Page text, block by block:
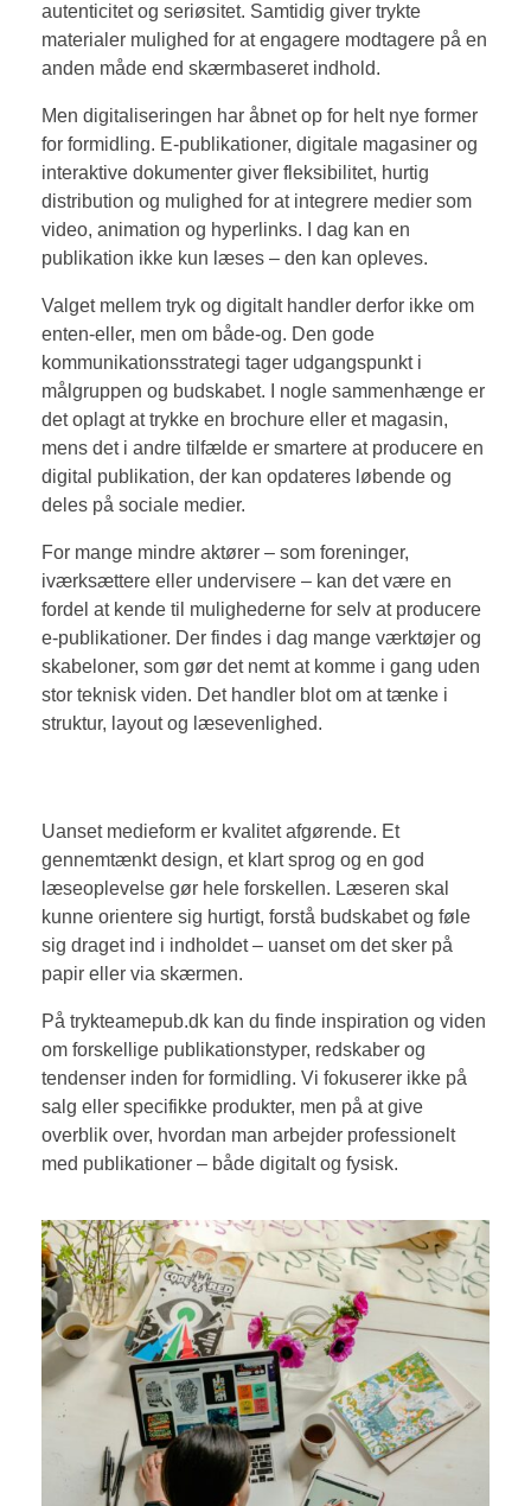
autenticitet og seriøsitet. Samtidig giver trykte
materialer mulighed for at engagere modtagere på en
anden måde end skærmbaseret indhold.
Men digitaliseringen har åbnet op for helt nye former
for formidling. E-publikationer, digitale magasiner og
interaktive dokumenter giver fleksibilitet, hurtig
distribution og mulighed for at integrere medier som
video, animation og hyperlinks. I dag kan en
publikation ikke kun læses – den kan opleves.
Valget mellem tryk og digitalt handler derfor ikke om
enten-eller, men om både-og. Den gode
kommunikationsstrategi tager udgangspunkt i
målgruppen og budskabet. I nogle sammenhænge er
det oplagt at trykke en brochure eller et magasin,
mens det i andre tilfælde er smartere at producere en
digital publikation, der kan opdateres løbende og
deles på sociale medier.
For mange mindre aktører – som foreninger,
iværksættere eller undervisere – kan det være en
fordel at kende til mulighederne for selv at producere
e-publikationer. Der findes i dag mange værktøjer og
skabeloner, som gør det nemt at komme i gang uden
stor teknisk viden. Det handler blot om at tænke i
struktur, layout og læsevenlighed.
Uanset medieform er kvalitet afgørende. Et
gennemtænkt design, et klart sprog og en god
læseoplevelse gør hele forskellen. Læseren skal
kunne orientere sig hurtigt, forstå budskabet og føle
sig draget ind i indholdet – uanset om det sker på
papir eller via skærmen.
På trykteamepub.dk kan du finde inspiration og viden
om forskellige publikationstyper, redskaber og
tendenser inden for formidling. Vi fokuserer ikke på
salg eller specifikke produkter, men på at give
overblik over, hvordan man arbejder professionelt
med publikationer – både digitalt og fysisk.